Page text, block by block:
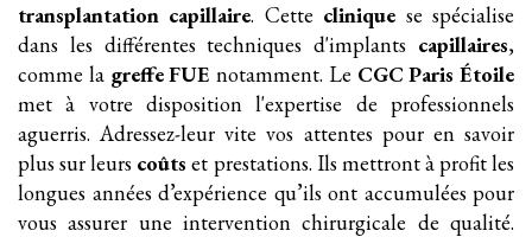
transplantation capillaire. Cette clinique se spécialise
dans les différentes techniques d'implants capillaires,
comme la greffe FUE notamment. Le CGC Paris Étoile
met à votre disposition l'expertise de professionnels
aguerris. Adressez-leur vite vos attentes pour en savoir
plus sur leurs coûts et prestations. Ils mettront à profit les
longues années d’expérience qu’ils ont accumulées pour
vous assurer une intervention chirurgicale de qualité.